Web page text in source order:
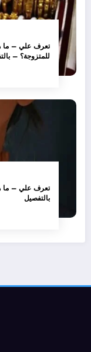
تعرف علي – ما
للمتزوجة؟ –
تعرف علي – ما
بالتفصيل